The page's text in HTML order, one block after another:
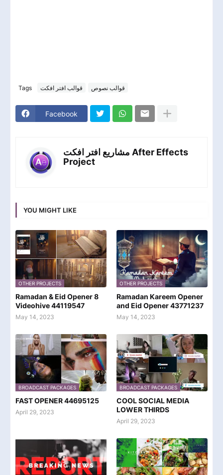
Tags قوالب افتر افكت قوالب نصوص
Facebook
مشاريع افتر افكت After Effects
Project
YOU MIGHT LIKE
OTHER PROJECTS
Ramadan & Eid Opener 8
Videohive 44119547
May 14, 2023
OTHER PROJECTS
Ramadan Kareem Opener
and Eid Opener 43771237
May 14, 2023
BROADCAST PACKAGES
FAST OPENER 44695125
April 29, 2023
BROADCAST PACKAGES
COOL SOCIAL MEDIA
LOWER THIRDS
April 29, 2023